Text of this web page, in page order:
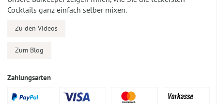
Cocktails ganz einfach selber mixen.
Zu den Videos
Zum Blog
Zahlungsarten